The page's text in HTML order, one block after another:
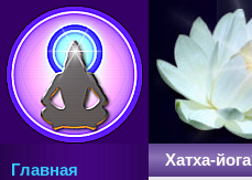
Главная
Хатха-йога